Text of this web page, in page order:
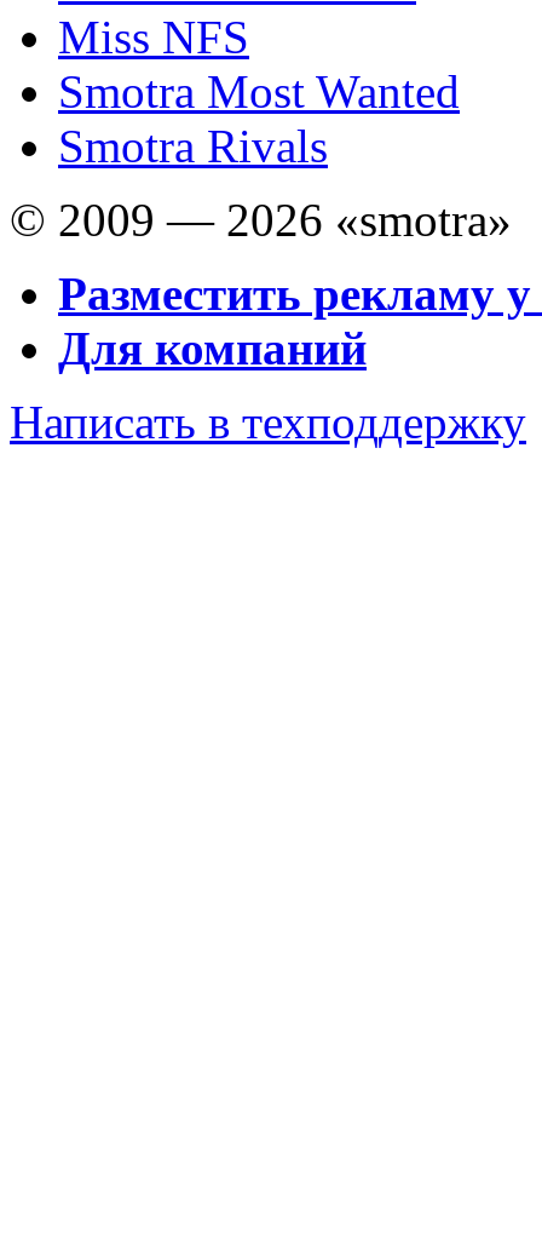
Miss NFS
Smotra Most Wanted
Smotra Rivals
© 2009 — 2026 «smotra»
Разместить рекламу у
Для компаний
Написать в техподдержку